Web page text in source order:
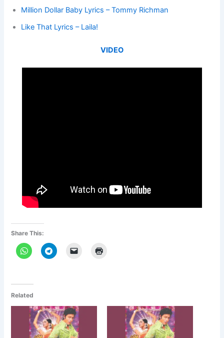
Million Dollar Baby Lyrics – Tommy Richman
Like That Lyrics – Laila!
VIDEO
Share This:
Related